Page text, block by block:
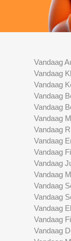
Vandaag
Vandaag
Vandaag
Vandaag
Vandaag
Vandaag
Vandaag
Vandaag
Vandaag
Vandaag
Vandaag
Vandaag
Vandaag
Vandaag
Vandaag
Vandaag